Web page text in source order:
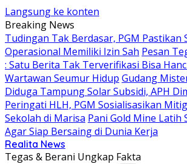
Langsung ke konten
Breaking News
Tudingan Tak Berdasar, PGM Pastikan
Operasional Memiliki Izin Sah Pesan
: Satu Berita Tak Terverifikasi Bisa
Wartawan Seumur Hidup Gudang
Diduga Tampung Solar Subsidi, APH
Peringati HLH, PGM Sosialisasikan
Sekolah di Marisa Pani Gold Mine Latih
Agar Siap Bersaing di Dunia Kerja
Realita News
Tegas & Berani Ungkap Fakta